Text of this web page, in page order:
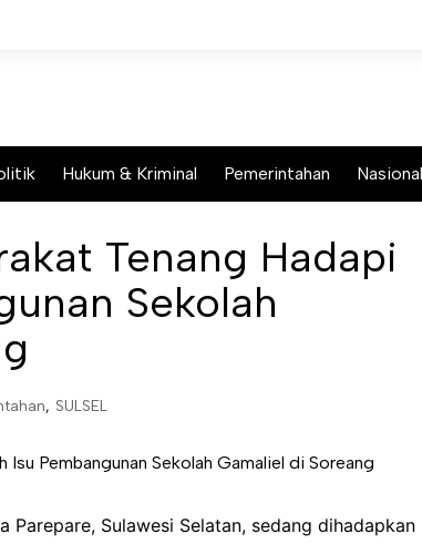
Hukum & Kriminal Pemerintahan Nasional
Tenang Hadapi
Sekolah
, SULSEL
Parepare, Sulawesi Selatan, sedang dihadapkan